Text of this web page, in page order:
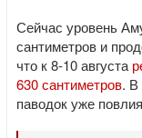
Сейчас уровень
сантиметров и
что к 8-10 августа
630 сантиметров. В
паводок уже